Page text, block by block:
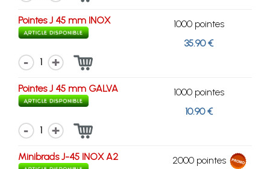
Pointes J 45 mm INOX
1000 pointes
35.90 €
1
Pointes J 45 mm GALVA
1000 pointes
10.90 €
1
Minibrads J-45 INOX A2
2000 pointes